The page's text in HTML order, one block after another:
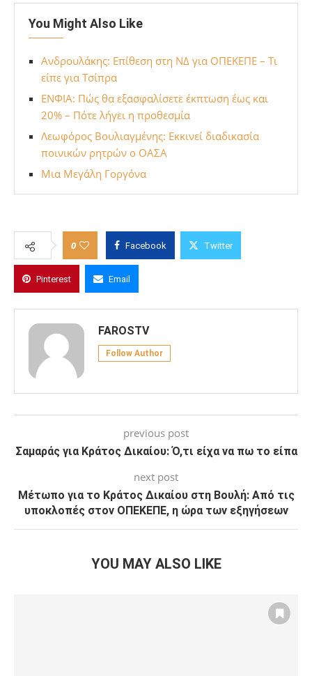
You Might Also Like
Ανδρουλάκης: Επίθεση στη ΝΔ για ΟΠΕΚΕΠΕ – Τι
είπε για Τσίπρα
ΕΝΦΙΑ: Πώς θα εξασφαλίσετε έκπτωση έως και
20% – Πότε λήγει η προθεσμία
Λεωφόρος Βουλιαγμένης: Εκκινεί διαδικασία
ποινικών ρητρών ο ΟΑΣΑ
Μια Μεγάλη Γοργόνα
0 Facebook Twitter
Pinterest Email
FAROSTV
Follow Author
previous post
Σαμαράς για Κράτος Δικαίου: Ό,τι είχα να πω το είπα
next post
Μέτωπο για το Κράτος Δικαίου στη Βουλή: Από τις
υποκλοπές στον ΟΠΕΚΕΠΕ, η ώρα των εξηγήσεων
YOU MAY ALSO LIKE